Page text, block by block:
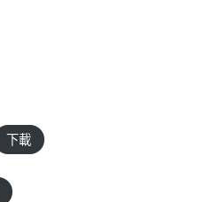
下載